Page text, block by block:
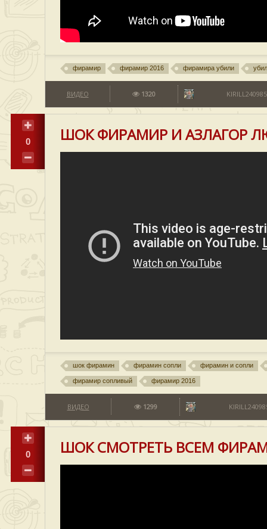
фирамир фирамир 2016 фирамира убили
ВИДЕО 1320 KIRILL240985
0 ШОК ФИРАМИР И АЗЛАГОР
шок фирамин фирамин сопли фирамин и сопли
фирамир сопливый фирамир 2016
ВИДЕО 1299
0 ШОК СМОТРЕТЬ ВСЕМ